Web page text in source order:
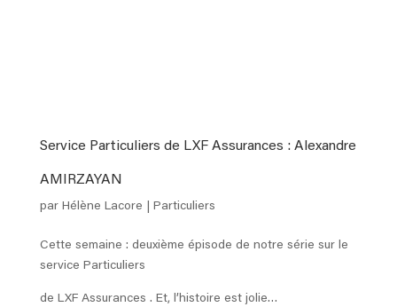
Service Particuliers de LXF Assurances : Alexandre
AMIRZAYAN
par Hélène Lacore Particuliers
Cette semaine : deuxième épisode de notre série sur le
service Particuliers
de LXF Assurances . Et, l’histoire est jolie…